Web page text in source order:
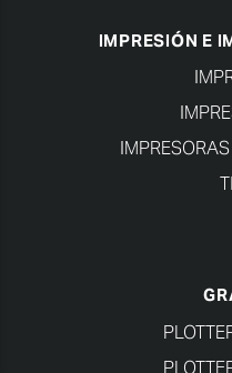
IMPRESIÓN E